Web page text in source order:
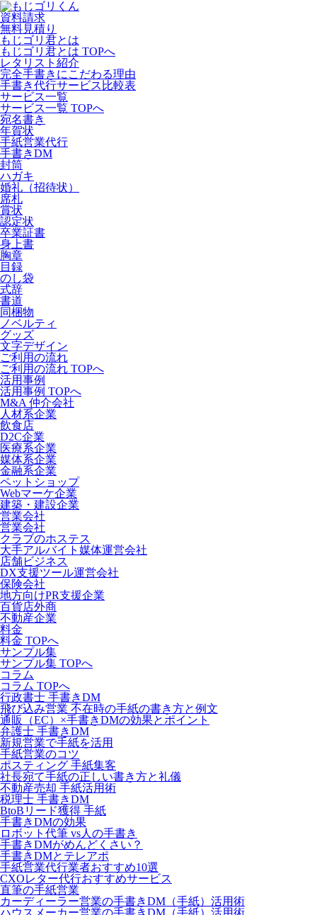
資料請求
無料見積り
もじゴリ君とは
もじゴリ君とは TOPへ
レタリスト紹介
完全手書きにこだわる理由
手書き代行サービス比較表
サービス一覧
サービス一覧 TOPへ
宛名書き
年賀状
手紙営業代行
手書きDM
封筒
ハガキ
婚礼（招待状）
席札
賞状
認定状
卒業証書
身上書
胸章
目録
のし袋
式辞
書道
同梱物
ノベルティ
グッズ
文字デザイン
ご利用の流れ
ご利用の流れ TOPへ
活用事例
活用事例 TOPへ
M&A 仲介会社
人材系企業
飲食店
D2C企業
医療系企業
媒体系企業
金融系企業
ペットショップ
Webマーケ企業
建築・建設企業
営業会社
営業会社
クラブのホステス
大手アルバイト媒体運営会社
店舗ビジネス
DX支援ツール運営会社
保険会社
地方向けPR支援企業
百貨店外商
不動産企業
料金
料金 TOPへ
サンプル集
サンプル集 TOPへ
コラム
コラム TOPへ
行政書士 手書きDM
飛び込み営業 不在時の手紙の書き方と例文
通販（EC）×手書きDMの効果とポイント
弁護士 手書きDM
新規営業で手紙を活用
手紙営業のコツ
ポスティング 手紙集客
社長宛て手紙の正しい書き方と礼儀
不動産売却 手紙活用術
税理士 手書きDM
BtoBリード獲得 手紙
手書きDMの効果
ロボット代筆 vs人の手書き
手書きDMがめんどくさい？
手書きDMとテレアポ
手紙営業代行業者おすすめ10選
CXOレター代行おすすめサービス
直筆の手紙営業
カーディーラー営業の手書きDM（手紙）活用術